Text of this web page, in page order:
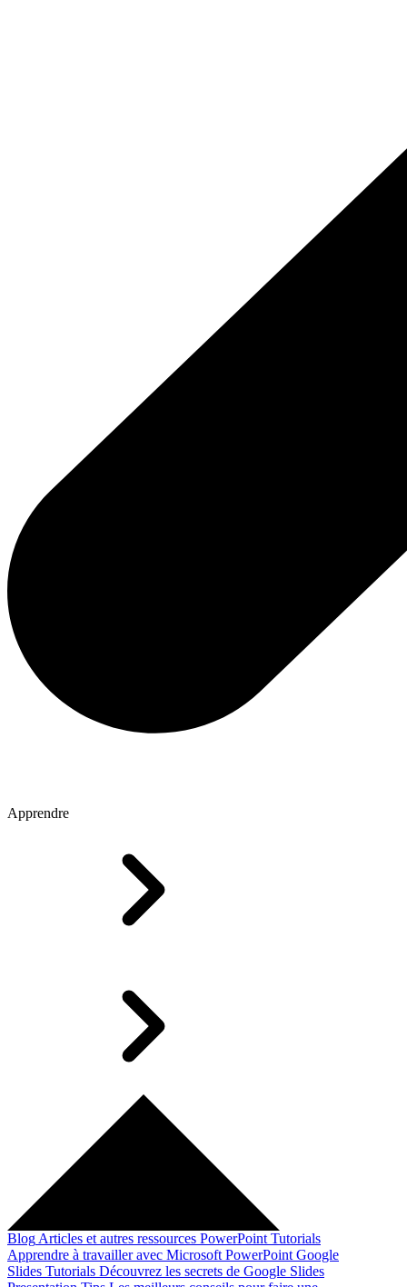
Apprendre
Blog Articles et autres ressources PowerPoint Tutorials
Apprendre à travailler avec Microsoft PowerPoint Google
Slides Tutorials Découvrez les secrets de Google Slides